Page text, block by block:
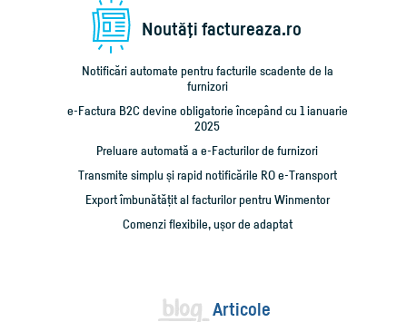
Noutăţi factureaza.ro
Notificări automate pentru facturile scadente de la
furnizori
e-Factura B2C devine obligatorie începând cu 1 ianuarie
2025
Preluare automată a e-Facturilor de furnizori
Transmite simplu și rapid notificările RO e-Transport
Export îmbunătățit al facturilor pentru Winmentor
Comenzi flexibile, ușor de adaptat
Articole